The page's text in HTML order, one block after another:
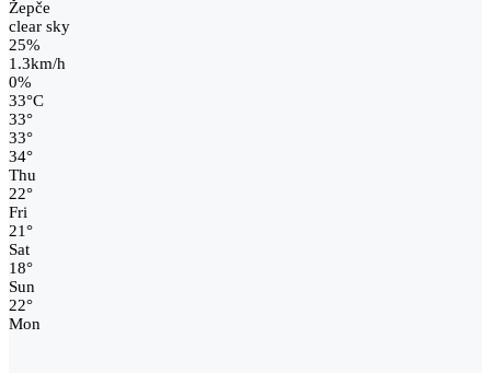
Žepče
clear sky
25%
1.3km/h
0%
33°C
33°
33°
34°
Thu
22°
Fri
21°
Sat
18°
Sun
22°
Mon